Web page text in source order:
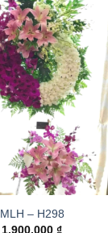
MLH – H298
1.900.000₫